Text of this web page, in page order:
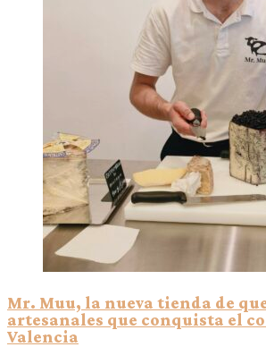
Mr. Muu, la nueva tienda de
artesanales que conquista el
Valencia